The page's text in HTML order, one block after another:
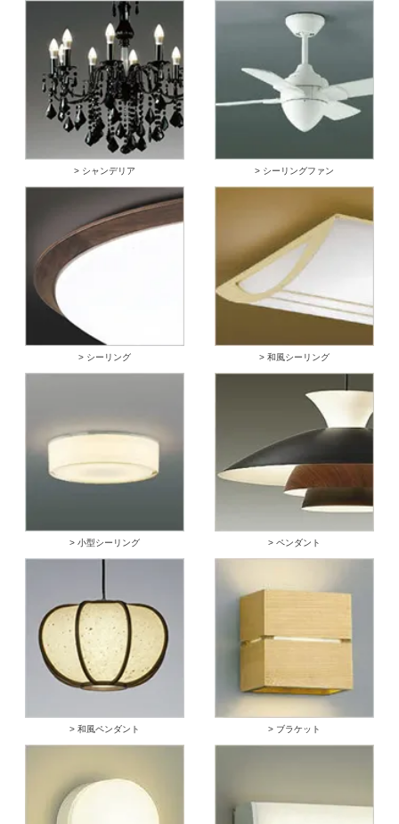
> シャンデリア > シーリングファン
> シーリング > 和風シーリング
> 小型シーリング > ペンダント
> 和風ペンダント > ブラケット